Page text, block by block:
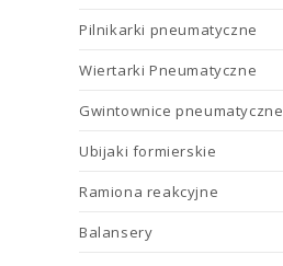
Pilnikarki pneumatyczne
Wiertarki Pneumatyczne
Gwintownice pneumatyczne
Ubijaki formierskie
Ramiona reakcyjne
Balansery